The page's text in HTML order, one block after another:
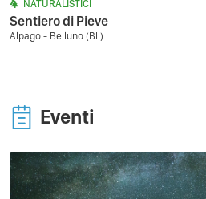
NATURALISTICI
Sentiero di Pieve
Alpago - Belluno (BL)
Eventi